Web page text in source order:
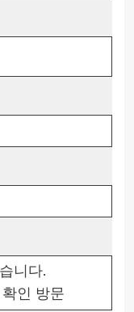
니다.
인 방문